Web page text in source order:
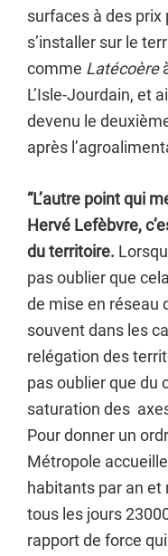
surfaces à des
s’installer sur le
comme Latécoère
L’Isle-Jourdain, et
devenu le
après
“L’autre point qui
Hervé Lefèbvre,
du territoire.
pas oublier que
de mise en réseau
souvent dans les
relégation des
pas oublier que du
saturation des
Pour donner un
Métropole
habitants par an et
tous les jours
rapport de force